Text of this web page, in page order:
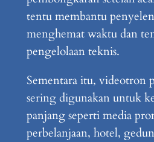
tentu membantu
menghemat waktu dan
pengelolaan teknis.
Sementara itu, videotron
sering digunakan untuk
panjang seperti media
perbelanjaan, hotel,